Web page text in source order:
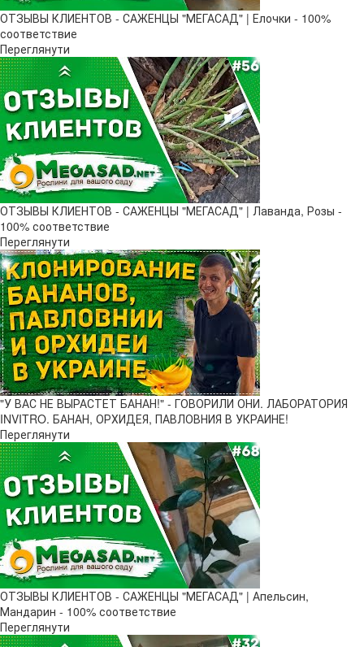
ОТЗЫВЫ КЛИЕНТОВ - САЖЕНЦЫ "МЕГАСАД" | Елочки - 100%
соответствие
Переглянути
ОТЗЫВЫ КЛИЕНТОВ - САЖЕНЦЫ "МЕГАСАД" | Лаванда, Розы -
100% соответствие
Переглянути
"У ВАС НЕ ВЫРАСТЕТ БАНАН!" - ГОВОРИЛИ ОНИ. ЛАБОРАТОРИЯ
INVITRO. БАНАН, ОРХИДЕЯ, ПАВЛОВНИЯ В УКРАИНЕ!
Переглянути
ОТЗЫВЫ КЛИЕНТОВ - САЖЕНЦЫ "МЕГАСАД" | Апельсин,
Мандарин - 100% соответствие
Переглянути